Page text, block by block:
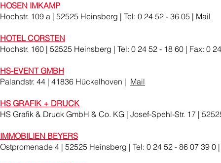
HOSEN IMKAMP
Hochstr. 109 a | 52525 Heinsberg | Tel: 0 24 52 - 36 05 | Mail
HOTEL CORSTEN
Hochstr. 160 | 52525 Heinsberg | Tel: 0 24 52 - 18 60 | Fax: 0
HS-EVENT GMBH
Palandstr. 44 | 41836 Hückelhoven | Mail
HS GRAFIK + DRUCK
HS Grafik & Druck GmbH & Co. KG | Josef-Spehl-Str. 17 |
IMMOBILIEN BEYERS
Ostpromenade 4 | 52525 Heinsberg | Tel: 0 24 52 - 86 07 39 0